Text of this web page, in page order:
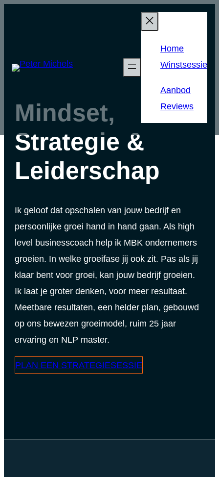
Home
Winstsessie
Aanbod
Reviews
Mindset,
Strategie &
Leiderschap
Ik geloof dat opschalen van jouw bedrijf en
persoonlijke groei hand in hand gaan. Als high
level businesscoach help ik MBK ondernemers
groeien. In welke groeifase jij ook zit. Pas als jij
klaar bent voor groei, kan jouw bedrijf groeien.
Ik laat je groter denken, voor meer resultaat.
Meetbare resultaten, een helder plan, gebouwd
op ons bewezen groeimodel, ruim 25 jaar
ervaring en NLP master.
PLAN EEN STRATEGIESESSIE